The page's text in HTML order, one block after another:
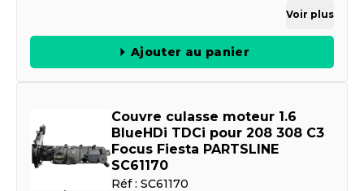
Voir plus
Ajouter au panier
Couvre culasse moteur 1.6
BlueHDi TDCi pour 208 308 C3
Focus Fiesta PARTSLINE
SC61170
Réf : SC61170